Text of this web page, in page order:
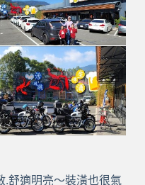
.舒適明亮～裝潢也很氣